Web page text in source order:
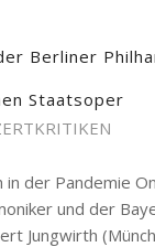
Berliner
Staatsoper
in der Pandemie
und der
Jungwirth